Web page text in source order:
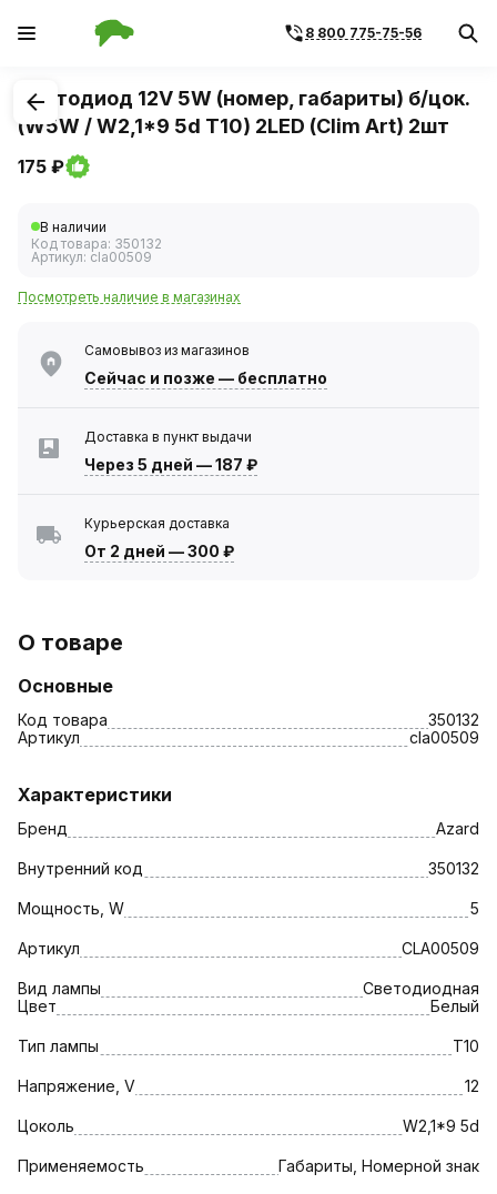
8 800 775-75-56
1/1
Светодиод 12V 5W (номер, габариты) б/цок.
(W5W / W2,1*9 5d T10) 2LED (Clim Art) 2шт
175 ₽
В наличии
Код товара: 350132
Артикул: cla00509
Посмотреть наличие в магазинах
Самовывоз из магазинов
Сейчас и позже — бесплатно
Доставка в пункт выдачи
Через 5 дней —187 ₽
Курьерская доставка
От 2 дней —300 ₽
О товаре
Основные
Код товара
350132
Артикул
cla00509
Характеристики
Бренд Azard
Внутренний код 350132
Мощность, W 5
Артикул CLA00509
Вид лампы
Светодиодная
Цвет
Белый
Тип лампы T10
Напряжение, V 12
Цоколь W2,1*9 5d
Применяемость Габариты, Номерной знак